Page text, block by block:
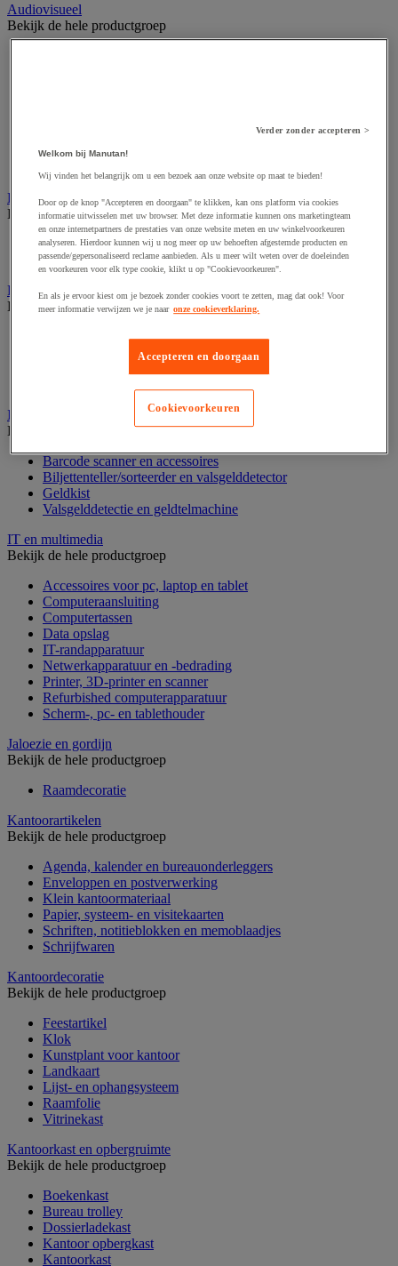
Audiovisueel
Bekijk de hele productgroep
Studioverlichting en accessoires
Bewegwijzering en aanduidingsborden
Bekijk de hele productgroep
Deurnaambord
Pictogram
Folderrek en -houder
Bekijk de hele productgroep
Inname en beheer van geld
Bekijk de hele productgroep
Barcode scanner en accessoires
Biljettenteller/sorteerder en valsgelddetector
Geldkist
Valsgelddetectie en geldtelmachine
IT en multimedia
Bekijk de hele productgroep
Accessoires voor pc, laptop en tablet
Computeraansluiting
Computertassen
Data opslag
IT-randapparatuur
Netwerkapparatuur en -bedrading
Printer, 3D-printer en scanner
Refurbished computerapparatuur
Scherm-, pc- en tablethouder
Jaloezie en gordijn
Bekijk de hele productgroep
Raamdecoratie
Kantoorartikelen
Bekijk de hele productgroep
Agenda, kalender en bureauonderleggers
Enveloppen en postverwerking
Klein kantoormateriaal
Papier, systeem- en visitekaarten
Schriften, notitieblokken en memoblaadjes
Schrijfwaren
Kantoordecoratie
Bekijk de hele productgroep
Feestartikel
Klok
Kunstplant voor kantoor
Landkaart
Lijst- en ophangsysteem
Raamfolie
Vitrinekast
Kantoorkast en opbergruimte
Bekijk de hele productgroep
Boekenkast
Bureau trolley
Dossierladekast
Kantoor opbergkast
Kantoorkast
Verder zonder accepteren >
Welkom bij Manutan!
Wij vinden het belangrijk om u een bezoek aan onze website op maat te bieden!
Door op de knop "Accepteren en doorgaan" te klikken, kan ons platform via cookies
informatie uitwisselen met uw browser. Met deze informatie kunnen ons marketingteam
en onze internetpartners de prestaties van onze website meten en uw winkelvoorkeuren
analyseren. Hierdoor kunnen wij u nog meer op uw behoeften afgestemde producten en
passende/gepersonaliseerd reclame aanbieden. Als u meer wilt weten over de doeleinden
en voorkeuren voor elk type cookie, klikt u op "Cookievoorkeuren".
En als je ervoor kiest om je bezoek zonder cookies voort te zetten, mag dat ook! Voor
meer informatie verwijzen we je naar onze cookieverklaring.
Accepteren en doorgaan
Cookievoorkeuren